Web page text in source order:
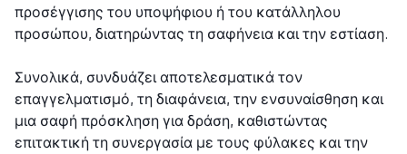
προσέγγισης του υποψήφιου ή του κατάλληλου
προσώπου, διατηρώντας τη σαφήνεια και την εστίαση.
Συνολικά, συνδυάζει αποτελεσματικά τον
επαγγελματισμό, τη διαφάνεια, την ενσυναίσθηση και
μια σαφή πρόσκληση για δράση, καθιστώντας
επιτακτική τη συνεργασία με τους φύλακες και την